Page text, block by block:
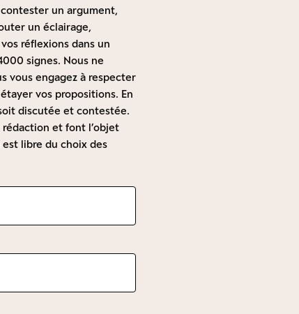
un argument,
un éclairage,
réflexions dans un
signes. Nous ne
vous engagez à respecter
vos propositions. En
discutée et contestée.
et font l’objet
est libre du choix des